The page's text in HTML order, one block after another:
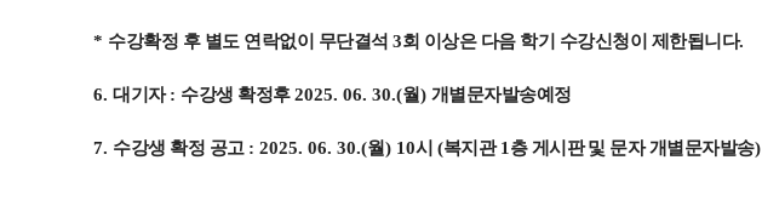
* 수강확정 후 별도 연락없이 무단결석 3회 이상은 다음 학기 수강신청이 제한됩니다.
6.대기자: 수강생 확정후2025. 06. 30.(월) 개별문자발송예정
7. 수강생 확정 공고 : 2025. 06. 30.(월) 10시 (복지관1 층 게시판 및 문자 개별문자발송)